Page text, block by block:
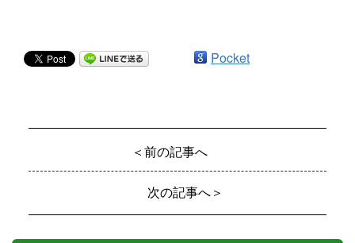
Pocket
＜前の記事へ
次の記事へ＞